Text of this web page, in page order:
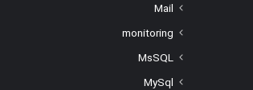
Mail
monitoring
MsSQL
MySql